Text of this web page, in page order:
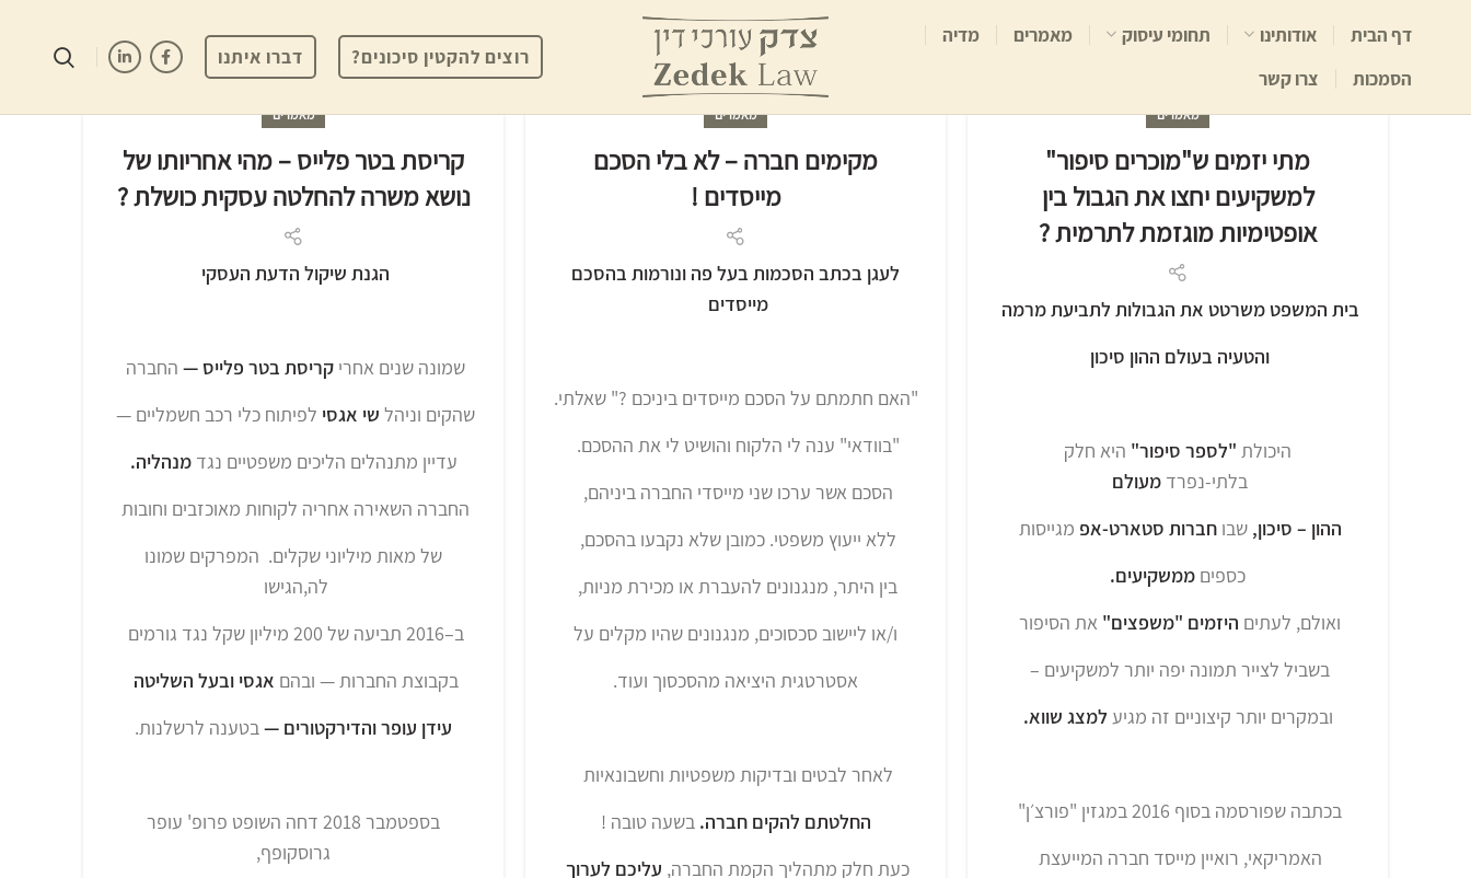
דף הבית אודותינו תחומי עיסוק מאמרים
מדיה
הסמכות
צרו קשר
רוצים להקטין סיכונים? דברו איתנו
מאמרים
מתי יזמים ש"מוכרים סיפור"
למשקיעים יחצו את הגבול בין
אופטימיות מוגזמת לתרמית ?
בית המשפט משרטט את הגבולות לתביעת מרמה
והטעיה בעולם ההון סיכון
היכולת "לספר סיפור" היא חלק
בלתי-נפרד מעולם
ההון – סיכון,שבוחברות סטארט-אפ מגייסות
כספים ממשקיעים.
ואולם, לעתים היזמים "משפצים" את הסיפור
בשביל לצייר תמונה יפה יותר למשקיעים –
ובמקרים יותר קיצוניים זה מגיע למצג שווא.
בכתבה שפורסמה בסוף 2016 במגזין "פורצ׳ן"
האמריקאי, רואיין מייסד חברה המייעצת
מאמרים
מקימים חברה – לא בלי הסכם
מייסדים !
לעגן בכתב הסכמות בעל פה ונורמות בהסכם
מייסדים
"האם חתמתם על הסכם מייסדים ביניכם ?" שאלתי.
"בוודאי" ענה לי הלקוח והושיט לי את ההסכם.
הסכם אשר ערכו שני מייסדי החברה ביניהם,
ללא ייעוץ משפטי. כמובן שלא נקבעו בהסכם,
בין היתר, מנגנונים להעברת או מכירת מניות,
ו/או ליישוב סכסוכים, מנגנונים שהיו מקלים על
אסטרטגית היציאה מהסכסוך ועוד.
לאחר לבטים ובדיקות משפטיות וחשבונאיות
החלטתם להקים חברה.בשעה טובה !
כעת חלק מתהליך הקמת החברה, עליכם לערוך
מאמרים
קריסת בטר פלייס – מהי אחריותו של
נושא משרה להחלטה עסקית כושלת ?
הגנת שיקול הדעת העסקי
שמונה שנים אחרי קריסת בטר פלייס — החברה
שהקים וניהל שי אגסי לפיתוח כלי רכב חשמליים —
עדיין מתנהלים הליכים משפטיים נגדמנהליה.
החברה השאירה אחריה לקוחות מאוכזבים וחובות
של מאות מיליוני שקלים. המפרקים שמונו
לה,הגישו
ב–2016 תביעה של 200 מיליון שקל נגד גורמים
בקבוצת החברות — ובהם אגסי ובעל השליטה
עידן עופר והדירקטורים —בטענה לרשלנות.
בספטמבר 2018 דחה השופט פרופ' עופר
גרוסקופף,